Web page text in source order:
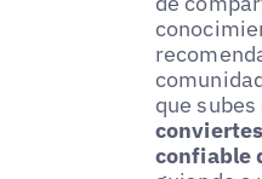
que
confiable